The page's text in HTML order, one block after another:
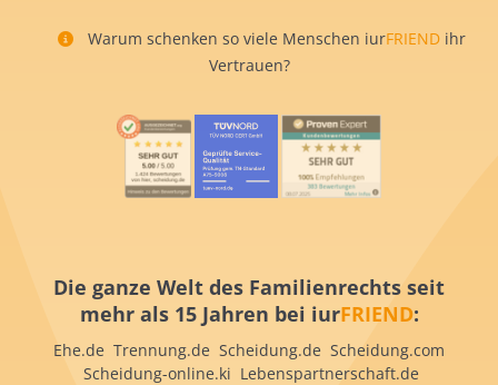
Warum schenken so viele Menschen iurFRIEND ihr
Vertrauen?
Die ganze Welt des Familienrechts seit
mehr als 15 Jahren bei iurFRIEND:
Ehe.de Trennung.de Scheidung.de Scheidung.com
Scheidung-online.ki Lebenspartnerschaft.de